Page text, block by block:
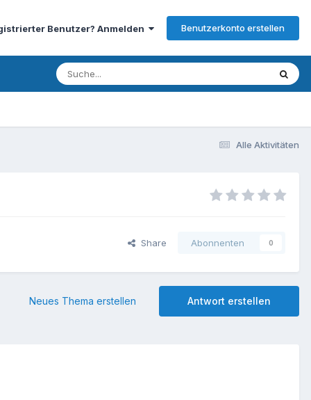
Benutzer? Anmelden Benutzerkonto erstellen
Alle Aktivitäten
Share Abonnenten 0
Antwort erstellen
Neues Thema erstellen